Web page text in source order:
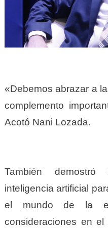
«Debemos abrazar a
complemento
Acotó Nani Lozada.
También
inteligencia artificial
el mundo de la
consideraciones en